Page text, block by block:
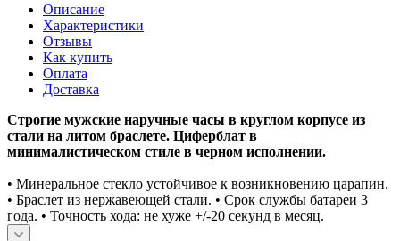
Описание
Характеристики
Отзывы
Как купить
Оплата
Доставка
Строгие мужские наручные часы в круглом корпусе из
стали на литом браслете. Циферблат в
минималистическом стиле в черном исполнении.
• Минеральное стекло устойчивое к возникновению царапин.
• Браслет из нержавеющей стали. • Срок службы батареи 3
года. • Точность хода: не хуже +/-20 секунд в месяц.